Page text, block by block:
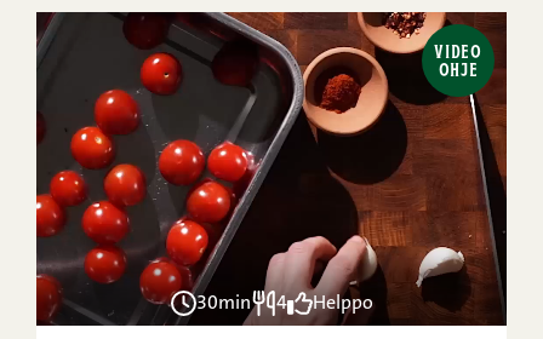
VIDEO
OHJE
30min 4 Helppo